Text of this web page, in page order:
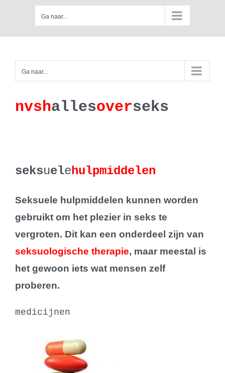
Ga naar...
Ga naar...
nvshallesoverseks
seksuelehulpmiddelen
Seksuele hulpmiddelen kunnen worden
gebruikt om het plezier in seks te
vergroten. Dit kan een onderdeel zijn van
seksuologische therapie, maar meestal is
het gewoon iets wat mensen zelf
proberen.
medicijnen